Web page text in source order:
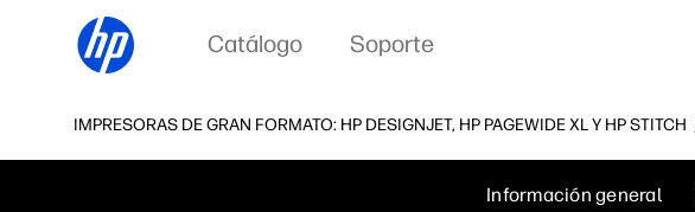
Catálogo Soporte
IMPRESORAS DE GRAN FORMATO: HP DESIGNJET, HP PAGEWIDE XL Y HP STITCH
Información general